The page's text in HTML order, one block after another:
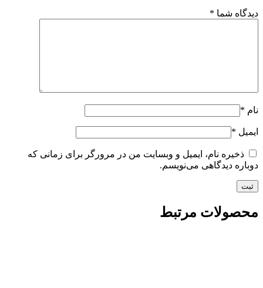
دیدگاه شما *
نام *
ایمیل *
ذخیره نام، ایمیل و وبسایت من در مرورگر برای زمانی که
دوباره دیدگاهی می‌نویسم.
محصولات مرتبط